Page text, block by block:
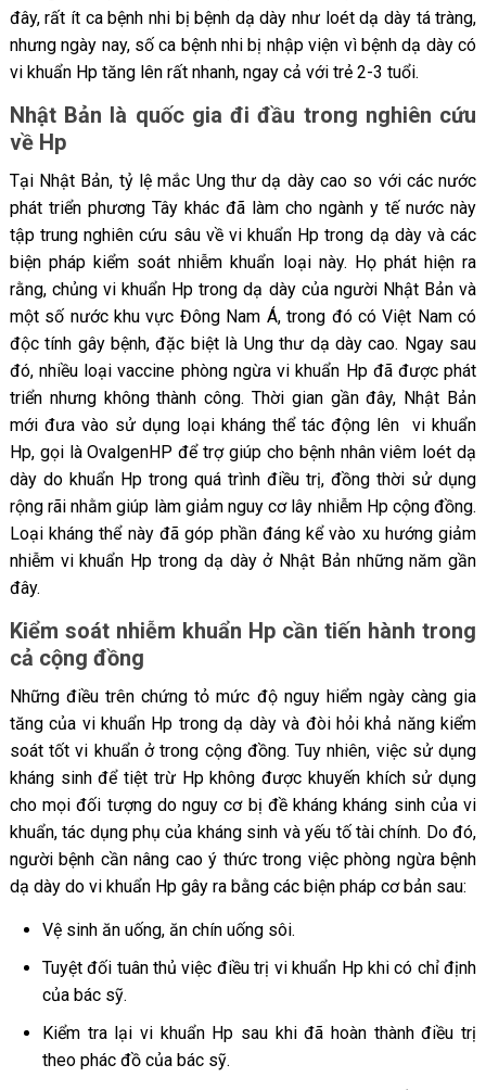
đây, rất ít ca bệnh nhi bị bệnh dạ dày như loét dạ dày tá tràng,
nhưng ngày nay, số ca bệnh nhi bị nhập viện vì bệnh dạ dày có
vi khuẩn Hp tăng lên rất nhanh, ngay cả với trẻ 2-3 tuổi.
Nhật Bản là quốc gia đi đầu trong nghiên cứu
về Hp
Tại Nhật Bản, tỷ lệ mắc Ung thư dạ dày cao so với các nước
phát triển phương Tây khác đã làm cho ngành y tế nước này
tập trung nghiên cứu sâu về vi khuẩn Hp trong dạ dày và các
biện pháp kiểm soát nhiễm khuẩn loại này. Họ phát hiện ra
rằng, chủng vi khuẩn Hp trong dạ dày của người Nhật Bản và
một số nước khu vực Đông Nam Á, trong đó có Việt Nam có
độc tính gây bệnh, đặc biệt là Ung thư dạ dày cao. Ngay sau
đó, nhiều loại vaccine phòng ngừa vi khuẩn Hp đã được phát
triển nhưng không thành công. Thời gian gần đây, Nhật Bản
mới đưa vào sử dụng loại kháng thể tác động lên vi khuẩn
Hp, gọi là OvalgenHP để trợ giúp cho bệnh nhân viêm loét dạ
dày do khuẩn Hp trong quá trình điều trị, đồng thời sử dụng
rộng rãi nhằm giúp làm giảm nguy cơ lây nhiễm Hp cộng đồng.
Loại kháng thể này đã góp phần đáng kể vào xu hướng giảm
nhiễm vi khuẩn Hp trong dạ dày ở Nhật Bản những năm gần
đây.
Kiểm soát nhiễm khuẩn Hp cần tiến hành trong
cả cộng đồng
Những điều trên chứng tỏ mức độ nguy hiểm ngày càng gia
tăng của vi khuẩn Hp trong dạ dày và đòi hỏi khả năng kiểm
soát tốt vi khuẩn ở trong cộng đồng. Tuy nhiên, việc sử dụng
kháng sinh để tiệt trừ Hp không được khuyến khích sử dụng
cho mọi đối tượng do nguy cơ bị đề kháng kháng sinh của vi
khuẩn, tác dụng phụ của kháng sinh và yếu tố tài chính. Do đó,
người bệnh cần nâng cao ý thức trong việc phòng ngừa bệnh
dạ dày do vi khuẩn Hp gây ra bằng các biện pháp cơ bản sau:
Vệ sinh ăn uống, ăn chín uống sôi.
Tuyệt đối tuân thủ việc điều trị vi khuẩn Hp khi có chỉ định
của bác sỹ.
Kiểm tra lại vi khuẩn Hp sau khi đã hoàn thành điều trị
theo phác đồ của bác sỹ.